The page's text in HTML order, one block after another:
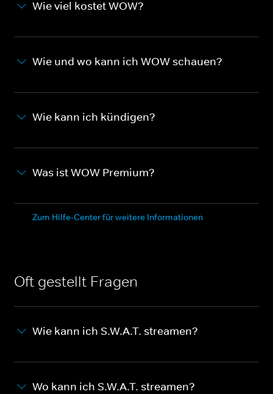
Wie viel kostet WOW?
Wie und wo kann ich WOW schauen?
Wie kann ich kündigen?
Was ist WOW Premium?
Zum Hilfe-Center für weitere Informationen
Oft gestellt Fragen
Wie kann ich S.W.A.T. streamen?
Wo kann ich S.W.A.T. streamen?